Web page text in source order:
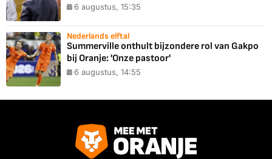
6 augustus, 15:35
Nederlands elftal
Summerville onthult bijzondere rol van Gakpo
bij Oranje: 'Onze pastoor'
6 augustus, 14:55